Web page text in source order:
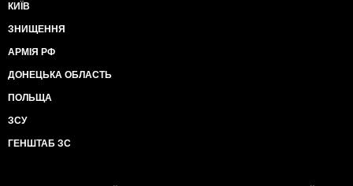
КИЇВ
ЗНИЩЕННЯ
АРМІЯ РФ
ДОНЕЦЬКА ОБЛАСТЬ
ПОЛЬЩА
ЗСУ
ГЕНШТАБ ЗС